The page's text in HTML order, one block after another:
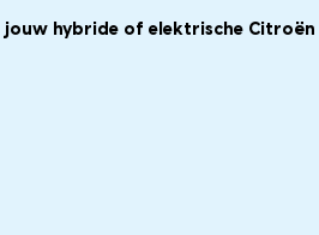
hybride of elektrische